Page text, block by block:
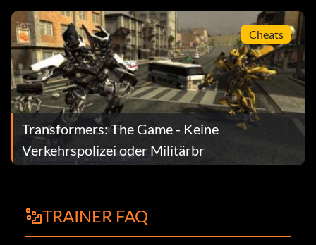
Cheats
Transformers: The Game - Keine
Verkehrspolizei oder Militärbr
TRAINER FAQ